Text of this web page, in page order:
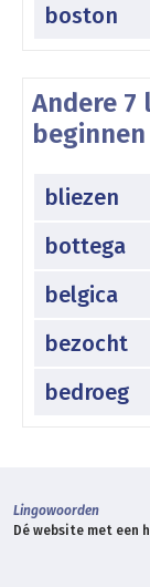
boston
Andere
bliezen
bottega
belgica
bezocht
bedroeg
Lingowoorden
Dé website met een